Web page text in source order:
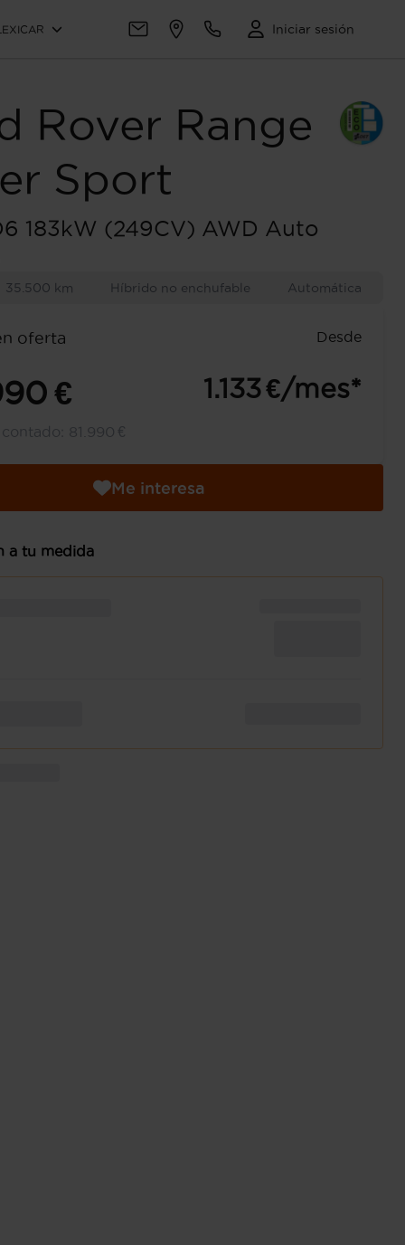
Iniciar sesión
Rover Range
Sport
183kW (249CV) AWD Auto
35.500 km Híbrido no enchufable Automática
oferta
Desde
€ 1.133 €/mes*
81.990 €
Me interesa
a tu medida